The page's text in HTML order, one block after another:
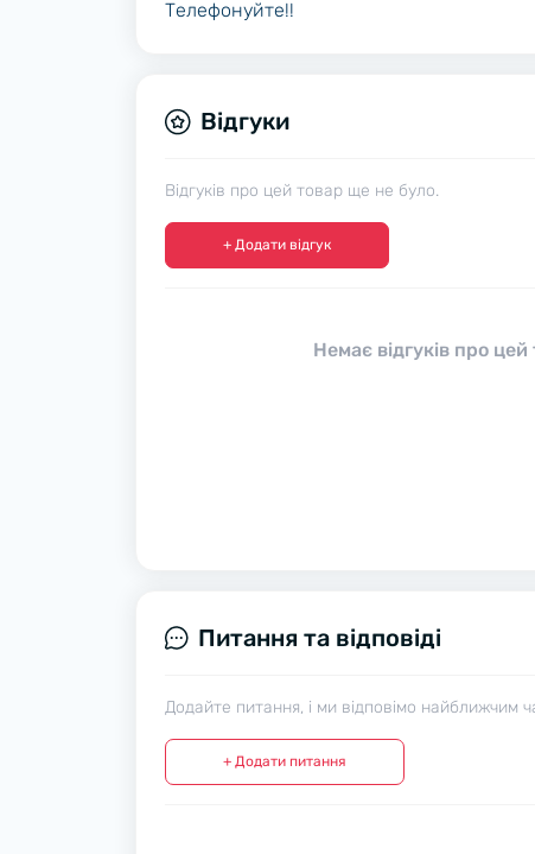
Телефонуйте!!
Відгуки
Відгуків про цей товар ще не було.
+ Додати відгук
Немає відгуків про
Питання та відповіді
Додайте питання, і ми відповімо найближчим
+ Додати питання